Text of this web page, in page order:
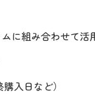
に組み合わせて活
入日など）